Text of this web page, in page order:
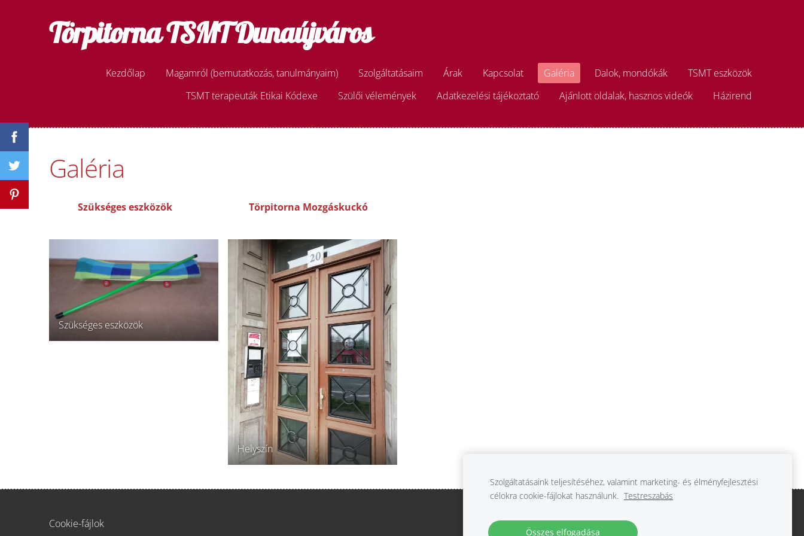
Törpitorna TSMT Dunaújváros
Kezdőlap Magamról (bemutatkozás, tanulmányaim) Szolgáltatásaim Árak Kapcsolat Galéria Dalok, mondókák
TSMT eszközök
TSMT terapeuták Etikai Kódexe
Szülői vélemények Adatkezelési tájékoztató Ajánlott oldalak, hasznos videók Házirend
Galéria
Szükséges eszközök Törpitorna Mozgáskuckó
Szükséges eszközök
Helyszín
Cookie-fájlok
Szolgáltatásaink teljesítéséhez, valamint marketing- és élményfejlesztési
célokra cookie-fájlokat használunk. Testreszabás
Összes elfogadása